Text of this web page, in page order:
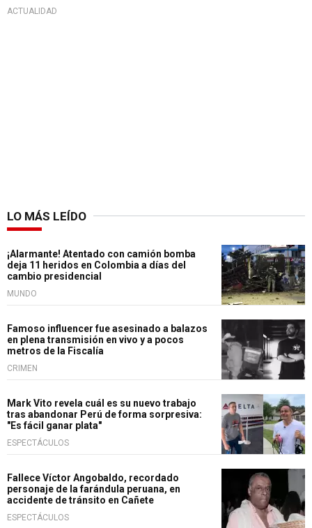
ACTUALIDAD
LO MÁS LEÍDO
¡Alarmante! Atentado con camión bomba
deja 11 heridos en Colombia a días del
cambio presidencial
MUNDO
Famoso influencer fue asesinado a balazos
en plena transmisión en vivo y a pocos
metros de la Fiscalía
CRIMEN
Mark Vito revela cuál es su nuevo trabajo
tras abandonar Perú de forma sorpresiva:
"Es fácil ganar plata"
ESPECTÁCULOS
Fallece Víctor Angobaldo, recordado
personaje de la farándula peruana, en
accidente de tránsito en Cañete
ESPECTÁCULOS